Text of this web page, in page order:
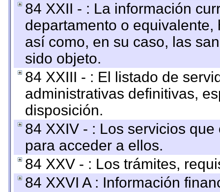
84 XXII - : La información
departamento o
así como, en su caso, las
sido objeto.
84 XXIII - : El listado de
administrativas definitivas,
disposición.
84 XXIV - : Los servicios
para acceder a ellos.
84 XXV - : Los trámites,
84 XXVI A : Información